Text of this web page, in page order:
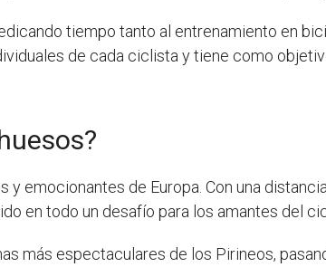
tiempo tanto al entrenamiento en
de cada ciclista y tiene como
emocionantes de Europa. Con una
en todo un desafío para los amantes del
más espectaculares de los Pirineos,